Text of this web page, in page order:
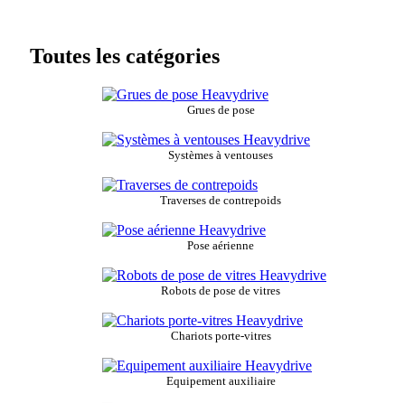
Toutes les catégories
Grues de pose
Systèmes à ventouses
Traverses de contrepoids
Pose aérienne
Robots de pose de vitres
Chariots porte-vitres
Equipement auxiliaire